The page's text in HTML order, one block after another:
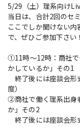
5/29（土）理系向け
当日は、合計2回のセ
ここでしか聞けない
で、ぜひご参加下さい！
①11時～12時：商社
かしているか」その1
終了後には座談会形
度）
②商社で働く理系出身
か」その2
終了後には座談会形